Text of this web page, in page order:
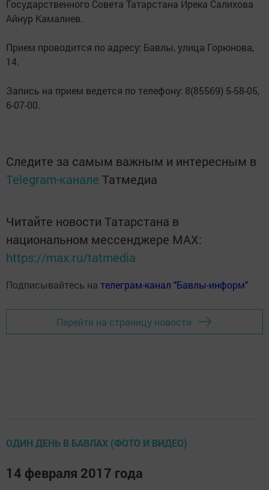
Государственного Совета Татарстана Ирека Салихова
Айнур Камалиев.
Прием проводится по адресу: Бавлы, улица Горюнова,
14.
Запись на прием ведется по телефону: 8(85569) 5-58-05,
6-07-00.
Следите за самым важным и интересным в
Telegram-канале Татмедиа
Читайте новости Татарстана в
национальном мессенджере MАХ:
https://max.ru/tatmedia
Подписывайтесь на телеграм-канал "Бавлы-информ"
Перейти на страницу новости
ОДИН ДЕНЬ В БАВЛАХ (ФОТО И ВИДЕО)
14 февраля 2017 года